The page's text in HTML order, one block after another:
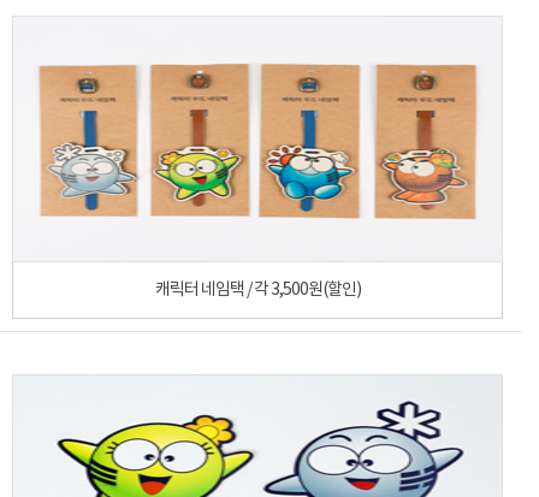
캐릭터 네임택 / 각 3,500원(할인)